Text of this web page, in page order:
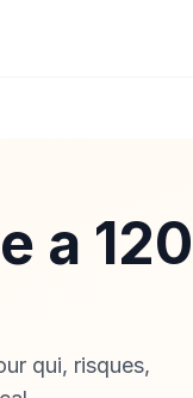
a
qui, risques,